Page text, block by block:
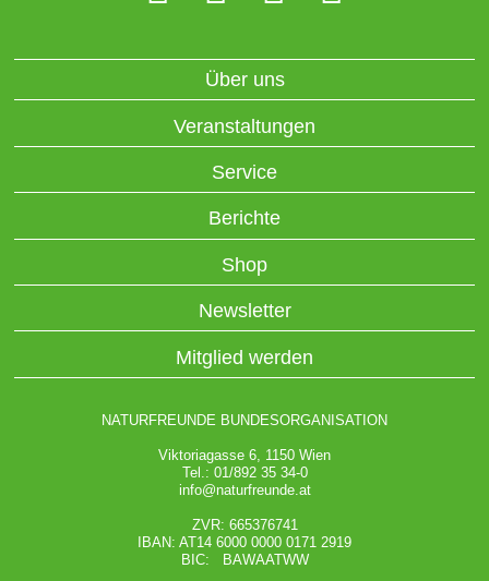
Über uns
Veranstaltungen
Service
Berichte
Shop
Newsletter
Mitglied werden
NATURFREUNDE BUNDESORGANISATION
Viktoriagasse 6, 1150 Wien
Tel.: 01/892 35 34-0
info@naturfreunde.at
ZVR: 665376741
IBAN: AT14 6000 0000 0171 2919
BIC: BAWAATWW